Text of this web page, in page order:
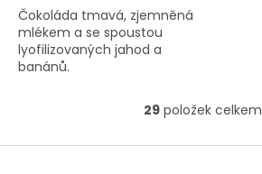
Čokoláda tmavá, zjemněná
mlékem a se spoustou
lyofilizovaných jahod a
banánů.
O
l
29položek celkem
Z